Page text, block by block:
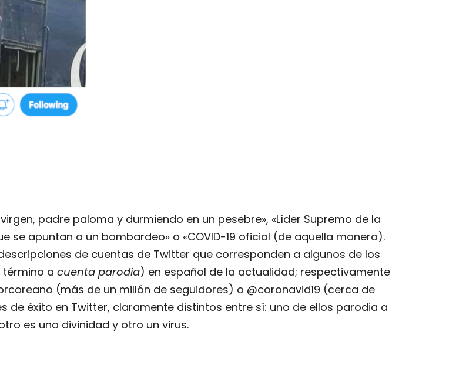
padre paloma y durmiendo en un pesebre», «Líder Supremo de la
se apuntan a un bombardeo» o «COVID-19 oficial (de aquella manera).
de cuentas de Twitter que corresponden a algunos de los
a cuenta parodia) en español de la actualidad; respectivamente
(más de un millón de seguidores) o @coronavid19 (cerca de
de éxito en Twitter, claramente distintos entre sí: uno de ellos parodia a
es una divinidad y otro un virus.